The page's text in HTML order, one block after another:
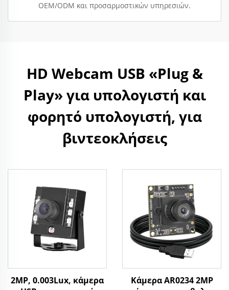
OEM/ODM και προσαρμοστικών υπηρεσιών.
HD Webcam USB «Plug &
Play» για υπολογιστή και
φορητό υπολογιστή, για
βιντεοκλήσεις
2MP, 0.003Lux, κάμερα
Κάμερα AR0234 2MP